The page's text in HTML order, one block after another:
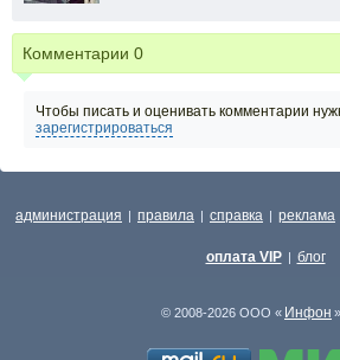
Комментарии 0
Чтобы писать и оценивать комментарии
зарегистрироваться
администрация | правила | справка | реклама
оплата VIP | блог
© 2008-2026 ООО « Инфон »